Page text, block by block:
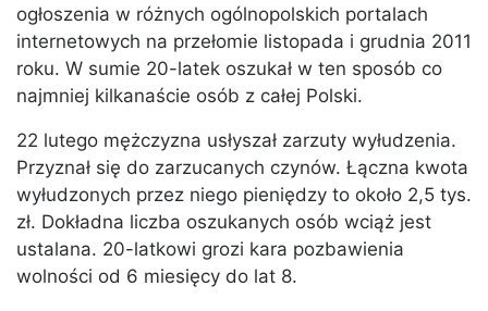
ogłoszenia w różnych ogólnopolskich portalach
internetowych na przełomie listopada i grudnia 2011
roku. W sumie 20-latek oszukał w ten sposób co
najmniej kilkanaście osób z całej Polski.
22 lutego mężczyzna usłyszał zarzuty wyłudzenia.
Przyznał się do zarzucanych czynów. Łączna kwota
wyłudzonych przez niego pieniędzy to około 2,5 tys.
zł. Dokładna liczba oszukanych osób wciąż jest
ustalana. 20-latkowi grozi kara pozbawienia
wolności od 6 miesięcy do lat 8.